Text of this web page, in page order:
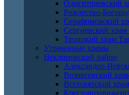
Одигитриевский
Рождество-
Серафимовский
Сергиевский храм
Троицкий храм
Утраченные храмы
Неклиновский район
Александро-
Вознесенский
Всехсвятский